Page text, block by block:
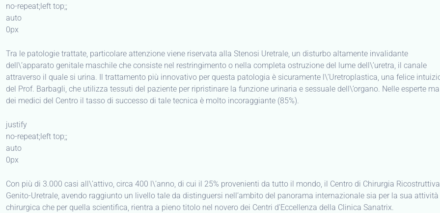
no-repeat;left top;;
auto
0px
Tra le patologie trattate, particolare attenzione viene riservata alla Stenosi Uretrale, un disturbo altamente invalidante
dell\’apparato genitale maschile che consiste nel restringimento o nella completa ostruzione del lume dell\’uretra, il canale
attraverso il quale si urina. Il trattamento più innovativo per questa patologia è sicuramente l\’Uretroplastica, una felice
del Prof. Barbagli, che utilizza tessuti del paziente per ripristinare la funzione urinaria e sessuale dell\’organo. Nelle esperte
dei medici del Centro il tasso di successo di tale tecnica è molto incoraggiante (85%).
justify
no-repeat;left top;;
auto
0px
Con più di 3.000 casi all\’attivo, circa 400 l\’anno, di cui il 25% provenienti da tutto il mondo, il Centro di Chirurgia Ricostruttiva
Genito-Uretrale, avendo raggiunto un livello tale da distinguersi nell’ambito del panorama internazionale sia per la sua attività
chirurgica che per quella scientifica, rientra a pieno titolo nel novero dei Centri d’Eccellenza della Clinica Sanatrix.